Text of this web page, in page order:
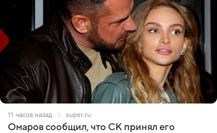
11 часов назад super.ru
Омаров сообщил, что СК принял его